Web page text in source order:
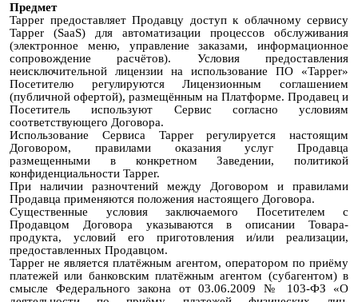
Предмет
Tapper предоставляет Продавцу доступ к облачному сервису
Tapper (SaaS) для автоматизации процессов обслуживания
(электронное меню, управление заказами, информационное
сопровождение расчётов). Условия предоставления
неисключительной лицензии на использование ПО «Tapper»
Посетителю регулируются Лицензионным соглашением
(публичной офертой), размещённым на Платформе. Продавец и
Посетитель используют Сервис согласно условиям
соответствующего Договора.
Использование Сервиса Tapper регулируется настоящим
Договором, правилами оказания услуг Продавца
размещенными в конкретном Заведении, политикой
конфиденциальности Tapper.
При наличии разночтений между Договором и правилами
Продавца применяются положения настоящего Договора.
Существенные условия заключаемого Посетителем с
Продавцом Договора указываются в описании Товара-
продукта, условий его приготовления и/или реализации,
предоставленных Продавцом.
Tapper не является платёжным агентом, оператором по приёму
платежей или банковским платёжным агентом (субагентом) в
смысле Федерального закона от 03.06.2009 № 103-ФЗ «О